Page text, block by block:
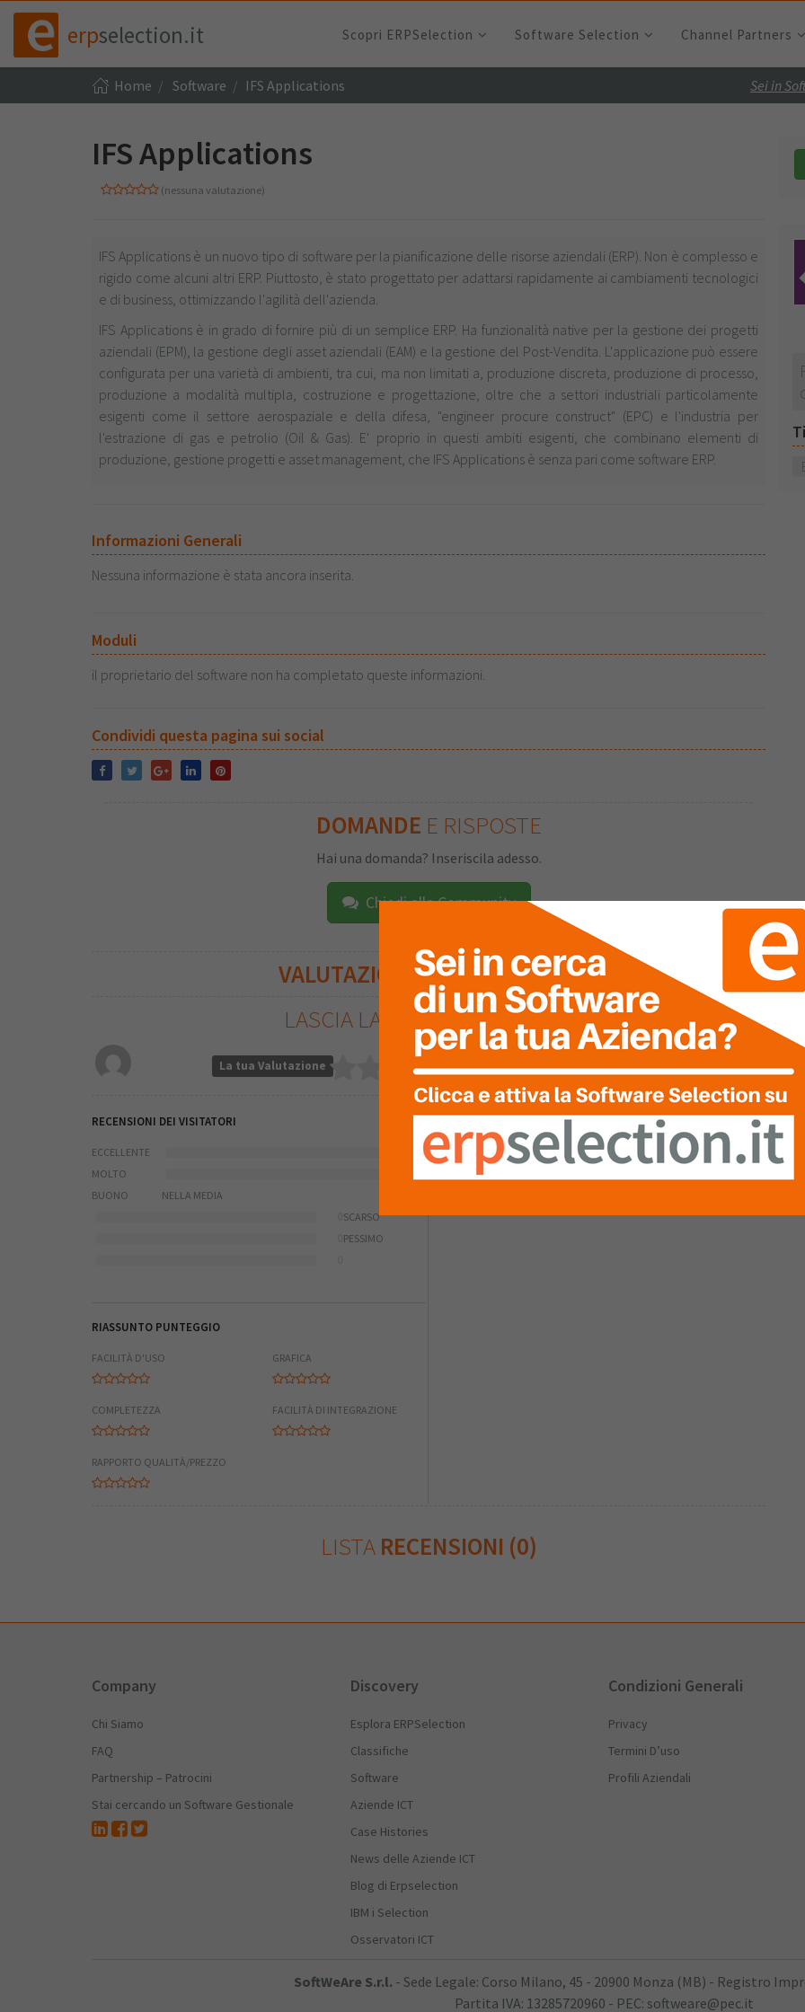
erpselection.it Scopri ERPSelection Software Selection Channel Partners
Home Software IFS Applications Sei in
IFS Applications
(nessuna valutazione)
IFS Applications è un nuovo tipo di software per la pianificazione delle risorse aziendali (ERP). Non è complesso e
rigido come alcuni altri ERP. Piuttosto, è stato progettato per adattarsi rapidamente ai cambiamenti tecnologici
e di business, ottimizzando l'agilità dell'azienda.
IFS Applications è in grado di fornire più di un semplice ERP. Ha funzionalità native per la gestione dei progetti
aziendali (EPM), la gestione degli asset aziendali (EAM) e la gestione del Post-Vendita. L'applicazione può essere
configurata per una varietà di ambienti, tra cui, ma non limitati a, produzione discreta, produzione di processo,
produzione a modalità multipla, costruzione e progettazione, oltre che a settori industriali particolamente
esigenti come il settore aerospaziale e della difesa, "engineer procure construct" (EPC) e l'industria per
l'estrazione di gas e petrolio (Oil & Gas). E' proprio in questi ambiti esigenti, che combinano elementi di
produzione, gestione progetti e asset management, che IFS Applications è senza pari come software ERP.
Informazioni Generali
Nessuna informazione è stata ancora inserita.
Moduli
il proprietario del software non ha completato queste informazioni.
Condividi questa pagina sui social
DOMANDE E RISPOSTE
Hai una domanda? Inseriscila adesso.
Chiedi alla Community
VALUTAZIONEDEL SOFTWARE
LASCIA LA TUAVALUTAZIONE
La tua Valutazione Clicca sulle stelle per inserire!
RECENSIONI DEI VISITATORI
ECCELLENTE
MOLTO
BUONO
NELLA MEDIA
SCARSO
PESSIMO
RIASSUNTO PUNTEGGIO
FACILITÀ D'USO GRAFICA
COMPLETEZZA FACILITÀ DI INTEGRAZIONE
RAPPORTO QUALITÀ/PREZZO
Ultima Recensione
Nessuna recensione è stata ancora inserita.
LISTA RECENSIONI (0)
Company
Chi Siamo
FAQ
Partnership – Patrocini
Stai cercando un Software Gestionale
Discovery
Esplora ERPSelection
Classifiche
Software
Aziende ICT
Case Histories
News delle Aziende ICT
Blog di Erpselection
IBM i Selection
Osservatori ICT
Condizioni Generali
Privacy
Termini D’uso
Profili Aziendali
SoftWeAre S.r.l. - Sede Legale: Corso Milano, 45 - 20900 Monza (MB) - Registro
Partita IVA: 13285720960 - PEC: softweare@pec.it